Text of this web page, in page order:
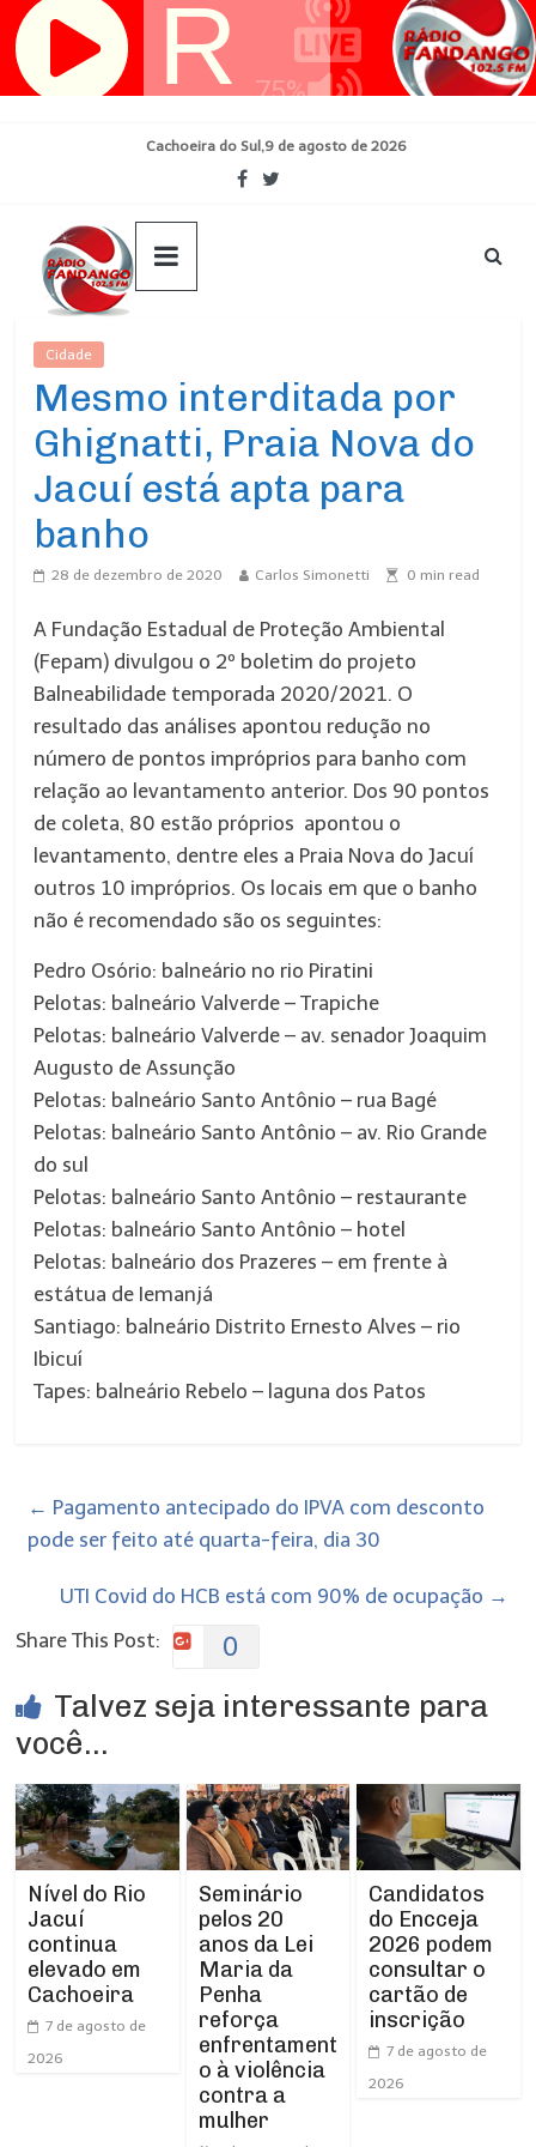
Pular
para
Cachoeira do Sul,9 de agosto de 2026
Cidade
Mesmo interditada por
Ghignatti, Praia Nova do
Jacuí está apta para
banho
28 de dezembro de 2020 Carlos Simonetti 0 min read
A Fundação Estadual de Proteção Ambiental
(Fepam) divulgou o 2º boletim do projeto
Balneabilidade temporada 2020/2021. O
resultado das análises apontou redução no
número de pontos impróprios para banho com
relação ao levantamento anterior. Dos 90 pontos
de coleta, 80 estão próprios apontou o
levantamento, dentre eles a Praia Nova do Jacuí
outros 10 impróprios. Os locais em que o banho
não é recomendado são os seguintes:
Pedro Osório: balneário no rio Piratini
Pelotas: balneário Valverde – Trapiche
Pelotas: balneário Valverde – av. senador Joaquim
Augusto de Assunção
Pelotas: balneário Santo Antônio – rua Bagé
Pelotas: balneário Santo Antônio – av. Rio Grande
do sul
Pelotas: balneário Santo Antônio – restaurante
Pelotas: balneário Santo Antônio – hotel
Pelotas: balneário dos Prazeres – em frente à
estátua de Iemanjá
Santiago: balneário Distrito Ernesto Alves – rio
Ibicuí
Tapes: balneário Rebelo – laguna dos Patos
← Pagamento antecipado do IPVA com desconto
pode ser feito até quarta-feira, dia 30
UTI Covid do HCB está com 90% de ocupação →
Share This Post:
0
Talvez seja interessante para
você...
Nível do Rio
Jacuí
continua
elevado em
Cachoeira
7 de agosto de
2026
Seminário
pelos 20
anos da Lei
Maria da
Penha
reforça
enfrentament
o à violência
contra a
mulher
Candidatos
do Encceja
2026 podem
consultar o
cartão de
inscrição
7 de agosto de
2026